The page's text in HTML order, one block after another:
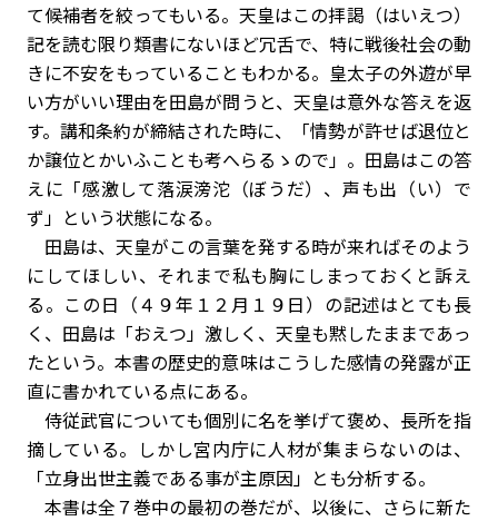
て候補者を絞ってもいる。天皇はこの拝謁（はいえつ）
記を読む限り類書にないほど冗舌で、特に戦後社会の動
きに不安をもっていることもわかる。皇太子の外遊が早
い方がいい理由を田島が問うと、天皇は意外な答えを返
す。講和条約が締結された時に、「情勢が許せば退位と
か譲位とかいふことも考へらるゝので」。田島はこの答
えに「感激して落涙滂沱（ぼうだ）、声も出（い）で
ず」という状態になる。
田島は、天皇がこの言葉を発する時が来ればそのよう
にしてほしい、それまで私も胸にしまっておくと訴え
る。この日（４９年１２月１９日）の記述はとても長
く、田島は「おえつ」激しく、天皇も黙したままであっ
たという。本書の歴史的意味はこうした感情の発露が正
直に書かれている点にある。
侍従武官についても個別に名を挙げて褒め、長所を指
摘している。しかし宮内庁に人材が集まらないのは、
「立身出世主義である事が主原因」とも分析する。
本書は全７巻中の最初の巻だが、以後に、さらに新た